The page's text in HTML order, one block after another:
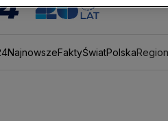
NajnowszeFaktyŚwiatPolska